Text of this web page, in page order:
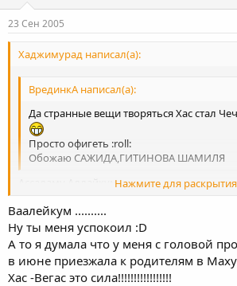
23 Сен 2005
Хаджимурад написал(а):
ВрединкА написал(а):
Да странные вещи творяться Хас стал
Просто офигеть :roll:
Обожаю САЖИДА,ГИТИНОВА ШАМИЛЯ
Ассаламу Аллайкум...
:wink:
Нажмите для
Ваалейкум ..........
Ну ты меня успокоил :D
А то я думала что у меня с головой
в июне приезжала к родителям в
Хас -Вегас это сила!!!!!!!!!!!!!!!!!